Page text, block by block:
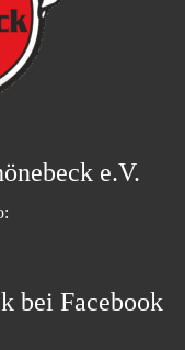
e.V.
bei Facebook